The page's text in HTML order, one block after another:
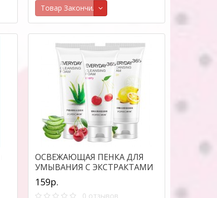
Товар Закончился
ОСВЕЖАЮЩАЯ ПЕНКА ДЛЯ
УМЫВАНИЯ С ЭКСТРАКТАМИ
ROREC 365 , 120Г.
159р.
0 отзывов